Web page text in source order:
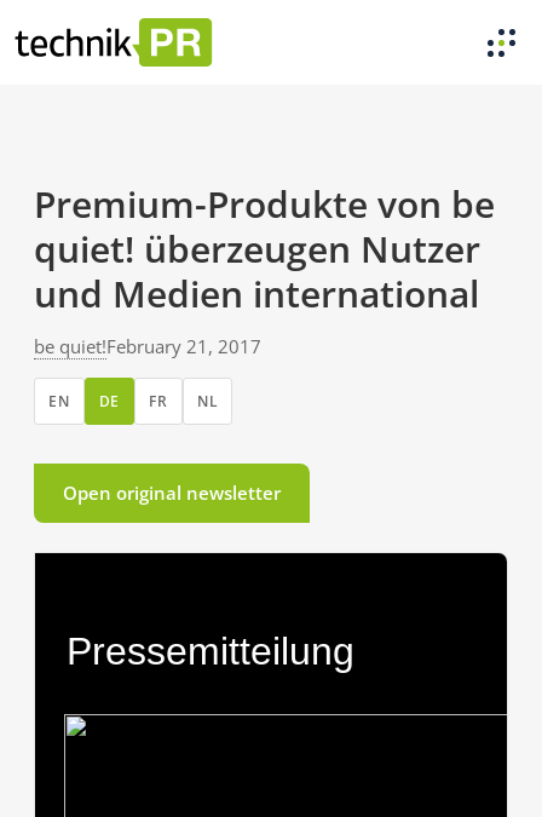
Premium-Produkte von be
quiet! überzeugen Nutzer
und Medien international
be quiet!February 21, 2017
EN DE FR NL
Open original newsletter